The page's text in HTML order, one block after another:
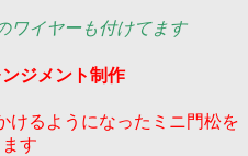
ワイヤーも付けてます
ジメント制作
けるようになったミニ門松を
す